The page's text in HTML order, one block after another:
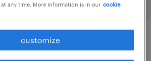
any time. More information is in our cookie
customize